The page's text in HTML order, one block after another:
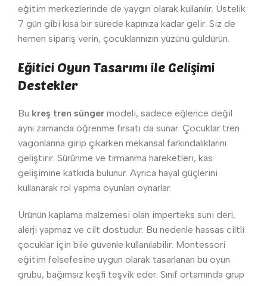
eğitim merkezlerinde de yaygın olarak kullanılır. Üstelik
7 gün gibi kısa bir sürede kapınıza kadar gelir. Siz de
hemen sipariş verin, çocuklarınızın yüzünü güldürün.
Eğitici Oyun Tasarımı ile Gelişimi
Destekler
Bu kreş tren sünger modeli, sadece eğlence değil
aynı zamanda öğrenme fırsatı da sunar. Çocuklar tren
vagonlarına girip çıkarken mekansal farkındalıklarını
geliştirir. Sürünme ve tırmanma hareketleri, kas
gelişimine katkıda bulunur. Ayrıca hayal güçlerini
kullanarak rol yapma oyunları oynarlar.
Ürünün kaplama malzemesi olan imperteks suni deri,
alerji yapmaz ve cilt dostudur. Bu nedenle hassas ciltli
çocuklar için bile güvenle kullanılabilir. Montessori
eğitim felsefesine uygun olarak tasarlanan bu oyun
grubu, bağımsız keşfi teşvik eder. Sınıf ortamında grup